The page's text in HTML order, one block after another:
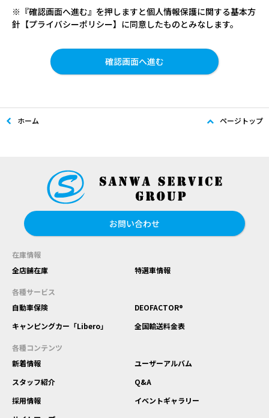
※『確認画面へ進む』を押しますと個人情報保護に関する基本方
針【プライバシーポリシー】に同意したものとみなします。
ホーム ページトップ
お問い合わせ
在庫情報
全店舗在庫
特選車情報
各種サービス
自動車保険
DEOFACTOR®
キャンピングカー「Libero」
全国輸送料金表
各種コンテンツ
新着情報
ユーザーアルバム
スタッフ紹介
Q&A
採用情報
イベントギャラリー